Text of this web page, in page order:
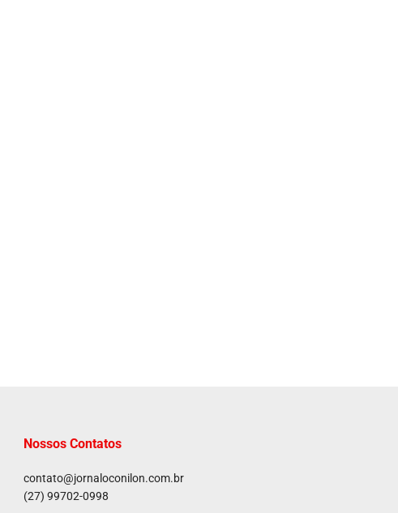
Nossos Contatos
contato@jornaloconilon.com.br
(27) 99702-0998